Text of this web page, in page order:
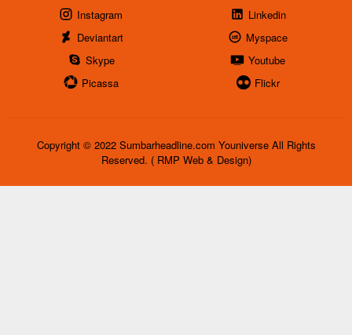
Instagram
Linkedin
Deviantart
Myspace
Skype
Youtube
Picassa
Flickr
Copyright © 2022 Sumbarheadline.com Youniverse All Rights
Reserved. ( RMP Web & Design)